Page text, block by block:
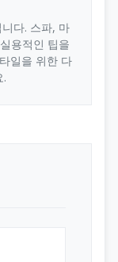
다. 스파, 마
용적인 팁을
일을 위한 다
.